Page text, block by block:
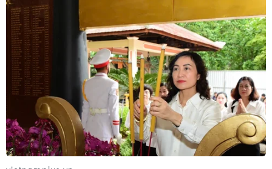
Xem thêm
CƠ QUAN CHỦ QUẢN: THÔNG TẤN XÃ VIỆT NAM
Tổng Biên tập: TRẦN TIẾN DUẨN
Phó Tổng Biên tập: NGUYỄN THỊ TÁM, KHÚC THANH
THỦY